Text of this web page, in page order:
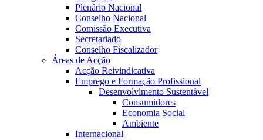
Plenário Nacional
Conselho Nacional
Comissão Executiva
Secretariado
Conselho Fiscalizador
Áreas de Acção
Acção Reivindicativa
Emprego e Formação Profissional
Desenvolvimento Sustentável
Consumidores
Economia Social
Ambiente
Internacional